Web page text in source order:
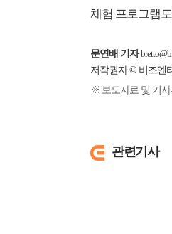
체험 프로그램
문연배 기자
저작권자 © 비즈엔
※ 보도자료 및 기
관련기사